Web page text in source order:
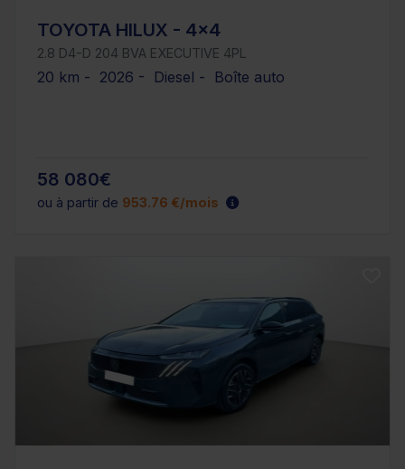
TOYOTA HILUX - 4x4
2.8 D4-D 204 BVA EXECUTIVE 4PL
20 km - 2026 - Diesel - Boîte auto
58 080€
ou à partir de 953.76 €/mois